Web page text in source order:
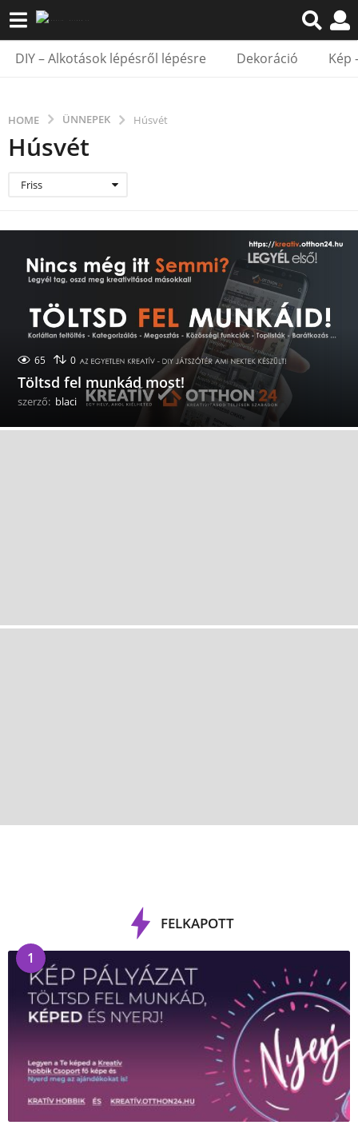
DIY – Alkotások lépésről lépésre Dekoráció Kép
HOME ÜNNEPEK Húsvét
Húsvét
Friss
65 0
Töltsd fel munkád most!
szerző: blaci
FELKAPOTT
1